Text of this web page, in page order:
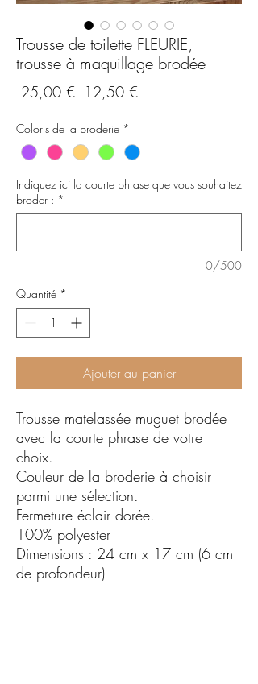
Trousse de toilette FLEURIE,
trousse à maquillage brodée
25,00 € Prix
12,50 €
Coloris de la broderie *
Indiquez ici la courte phrase que vous souhaitez
broder : *
0/500
Quantité *
Ajouter au panier
Trousse matelassée muguet brodée
avec la courte phrase de votre
choix.
Couleur de la broderie à choisir
parmi une sélection.
Fermeture éclair dorée.
100% polyester
Dimensions : 24 cm x 17 cm (6 cm
de profondeur)